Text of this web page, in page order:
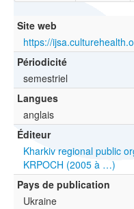
Site web
https://
Périodicité
semestriel
Langues
anglais
Éditeur
Kharkiv regional public
KRPOCH (2005 à …)
Pays de publication
Ukraine